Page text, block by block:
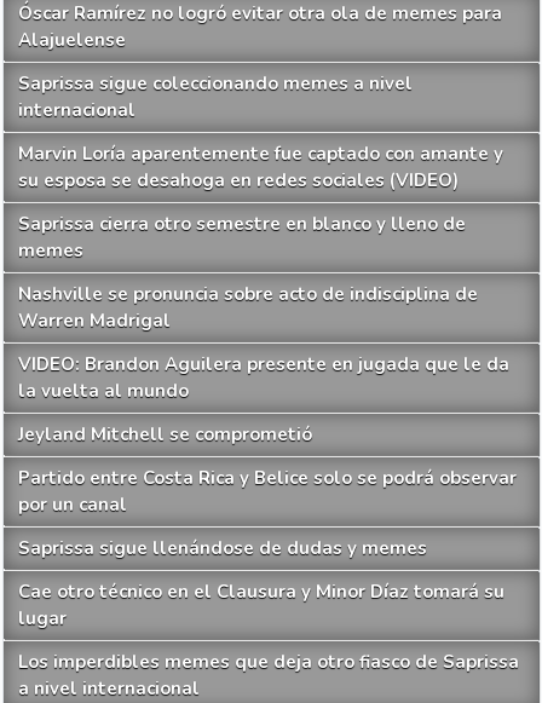
Óscar Ramírez no logró evitar otra ola de memes para
Alajuelense
Saprissa sigue coleccionando memes a nivel
internacional
Marvin Loría aparentemente fue captado con amante y
su esposa se desahoga en redes sociales (VIDEO)
Saprissa cierra otro semestre en blanco y lleno de
memes
Nashville se pronuncia sobre acto de indisciplina de
Warren Madrigal
VIDEO: Brandon Aguilera presente en jugada que le da
la vuelta al mundo
Jeyland Mitchell se comprometió
Partido entre Costa Rica y Belice solo se podrá observar
por un canal
Saprissa sigue llenándose de dudas y memes
Cae otro técnico en el Clausura y Minor Díaz tomará su
lugar
Los imperdibles memes que deja otro fiasco de Saprissa
a nivel internacional